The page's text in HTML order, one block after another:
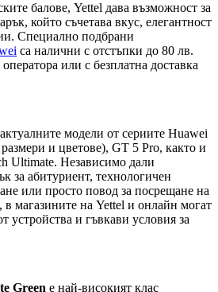
балове, Yettel дава възможност за
който съчетава вкус, елегантност
Специално подбрани
са налични с отстъпки до 80 лв.
или с безплатна доставка
модели от сериите Huawei
и цветове), GT 5 Pro, както и
Ultimate. Независимо дали
за абитуриент, технологичен
или просто повод за посрещане на
в магазините на Yettel и онлайн могат
устройства и гъвкави условия за
Green е най-високият клас